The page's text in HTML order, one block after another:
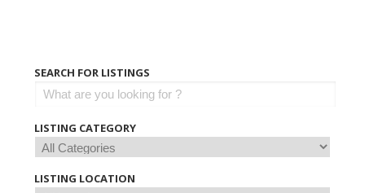
SEARCH FOR LISTINGS
LISTING CATEGORY
LISTING LOCATION